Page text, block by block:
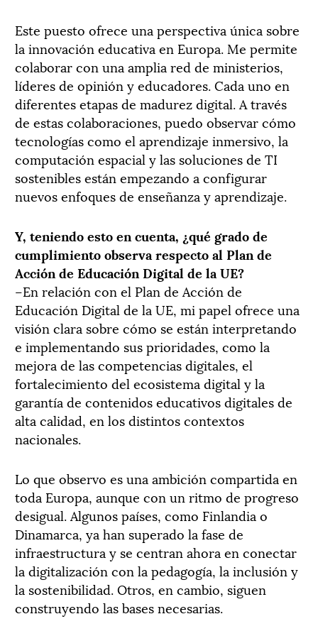
Este puesto ofrece una perspectiva única sobre
la innovación educativa en Europa. Me permite
colaborar con una amplia red de ministerios,
líderes de opinión y educadores. Cada uno en
diferentes etapas de madurez digital. A través
de estas colaboraciones, puedo observar cómo
tecnologías como el aprendizaje inmersivo, la
computación espacial y las soluciones de TI
sostenibles están empezando a configurar
nuevos enfoques de enseñanza y aprendizaje.
Y, teniendo esto en cuenta, ¿qué grado de
cumplimiento observa respecto al Plan de
Acción de Educación Digital de la UE?
–En relación con el Plan de Acción de
Educación Digital de la UE, mi papel ofrece una
visión clara sobre cómo se están interpretando
e implementando sus prioridades, como la
mejora de las competencias digitales, el
fortalecimiento del ecosistema digital y la
garantía de contenidos educativos digitales de
alta calidad, en los distintos contextos
nacionales.
Lo que observo es una ambición compartida en
toda Europa, aunque con un ritmo de progreso
desigual. Algunos países, como Finlandia o
Dinamarca, ya han superado la fase de
infraestructura y se centran ahora en conectar
la digitalización con la pedagogía, la inclusión y
la sostenibilidad. Otros, en cambio, siguen
construyendo las bases necesarias.